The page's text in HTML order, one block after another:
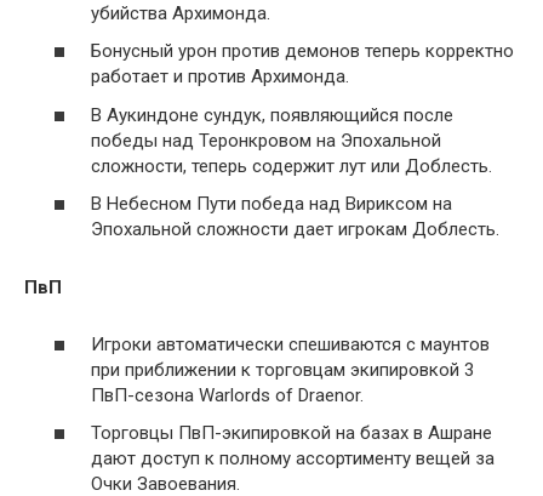
убийства Архимонда.
Бонусный урон против демонов теперь корректно
работает и против Архимонда.
В Аукиндоне сундук, появляющийся после
победы над Теронкровом на Эпохальной
сложности, теперь содержит лут или Доблесть.
В Небесном Пути победа над Вириксом на
Эпохальной сложности дает игрокам Доблесть.
ПвП
Игроки автоматически спешиваются с маунтов
при приближении к торговцам экипировкой 3
ПвП-сезона Warlords of Draenor.
Торговцы ПвП-экипировкой на базах в Ашране
дают доступ к полному ассортименту вещей за
Очки Завоевания.